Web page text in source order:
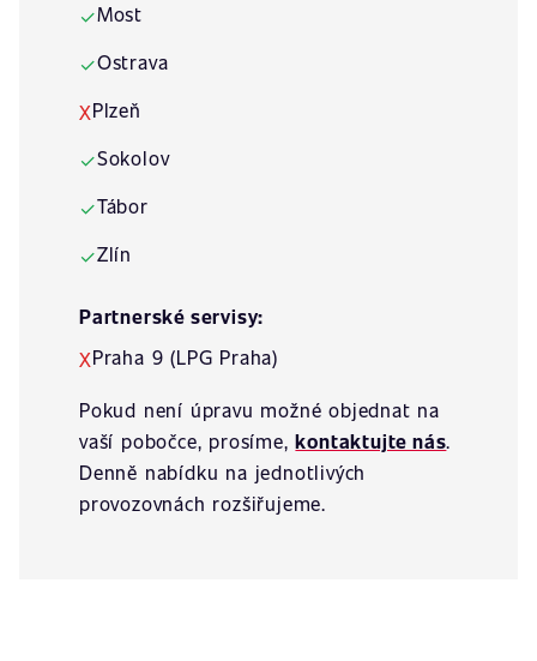
✓Most
✓Ostrava
XPlzeň
✓Sokolov
✓Tábor
✓Zlín
Partnerské servisy:
XPraha 9 (LPG Praha)
Pokud není úpravu možné objednat na
vaší pobočce, prosíme,kontaktujte nás.
Denně nabídku na jednotlivých
provozovnách rozšiřujeme.